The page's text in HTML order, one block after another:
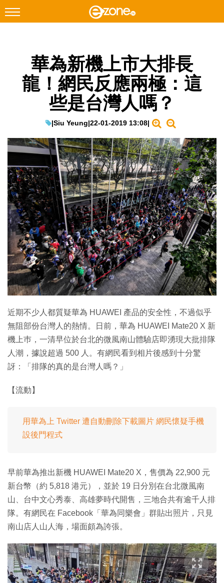
Facebook Instagram
科技焦點
教學評測
IT Times
生成式AI與雲端應用
Enterprise Digital Transformation
特集
華為新機上市大排長
龍！網民反應兩極：這
些是台灣人嗎？
|Siu Yeung|22-01-2019 13:08|
近期不少人都質疑華為 HUAWEI 產品的安全性，不過似乎
無阻部份台灣人的熱情。日前，華為 HUAWEI Mate20 X 新
機上巿，一清早位於台北的微風南山體驗店即湧現大批排隊
人潮，據說超過 500 人。有網民看到相片後感到十分驚
訝：「排隊的真的是台灣人嗎？」
【流動】
用華為上 Twitter 遭自動刪除下載圖片 網民懷疑手機
設後門程式
早前華為推出新機 HUAWEI Mate20 X，售價為 22,900 元
新台幣（約 5,818 港元），並於 19 日分別在台北微風南
山、台中文心秀泰、高雄夢時代開售，三地合共有逾千人排
隊。有網民在 Facebook「華為同樂會」群貼出照片，只見
南山店人山人海，場面頗為誇張。